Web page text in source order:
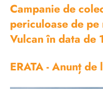
Campanie de
periculoase de
Vulcan în data de
ERATA - Anunț